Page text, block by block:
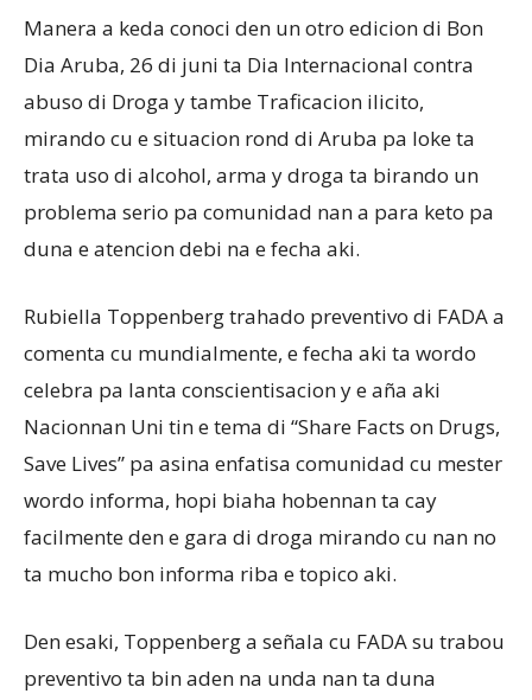
Manera a keda conoci den un otro edicion di Bon
Dia Aruba, 26 di juni ta Dia Internacional contra
abuso di Droga y tambe Traficacion ilicito,
mirando cu e situacion rond di Aruba pa loke ta
trata uso di alcohol, arma y droga ta birando un
problema serio pa comunidad nan a para keto pa
duna e atencion debi na e fecha aki.
Rubiella Toppenberg trahado preventivo di FADA a
comenta cu mundialmente, e fecha aki ta wordo
celebra pa lanta conscientisacion y e aña aki
Nacionnan Uni tin e tema di “Share Facts on Drugs,
Save Lives” pa asina enfatisa comunidad cu mester
wordo informa, hopi biaha hobennan ta cay
facilmente den e gara di droga mirando cu nan no
ta mucho bon informa riba e topico aki.
Den esaki, Toppenberg a señala cu FADA su trabou
preventivo ta bin aden na unda nan ta duna